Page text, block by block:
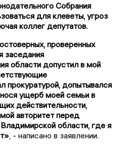
Собрания
для клеветы, угроз
коллег депутатов.
проверенных
заседания
области допустил в мой
прокуратурой, допытывался
ущерб моей семьи в
действительности,
авторитет перед
области, где я
, - написано в заявлении.